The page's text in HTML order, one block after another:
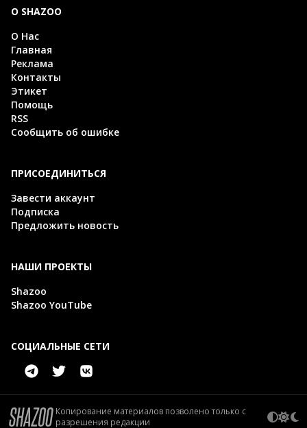
О SHAZOO
О Нас
Главная
Реклама
Контакты
Этикет
Помощь
RSS
Сообщить об ошибке
ПРИСОЕДИНИТЬСЯ
Завести аккаунт
Подписка
Предложить новость
НАШИ ПРОЕКТЫ
Shazoo
Shazoo YouTube
СОЦИАЛЬНЫЕ СЕТИ
Копирование материалов позволено только с
разрешения редакции